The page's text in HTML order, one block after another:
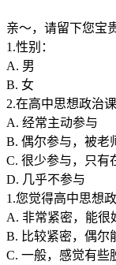
亲～，请留下您宝
1.性别：
A. 男
B. 女
2.在高中思想政治
A. 经常主动参与
B. 偶尔参与，被老
C. 很少参与，只有
D. 几乎不参与
1.您觉得高中思想
A. 非常紧密，能很
B. 比较紧密，偶尔
C. 一般，感觉有些